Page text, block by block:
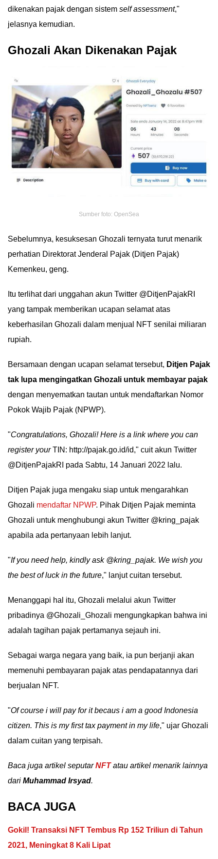
dikenakan pajak dengan sistem self assessment,"
jelasnya kemudian.
Ghozali Akan Dikenakan Pajak
Sumber foto: OpenSea
Sebelumnya, kesuksesan Ghozali ternyata turut menarik
perhatian Direktorat Jenderal Pajak (Ditjen Pajak)
Kemenkeu, geng.
Itu terlihat dari unggahan akun Twitter @DitjenPajakRI
yang tampak memberikan ucapan selamat atas
keberhasilan Ghozali dalam menjual NFT senilai miliaran
rupiah.
Bersamaan dengan ucapan selamat tersebut, Ditjen Pajak
tak lupa mengingatkan Ghozali untuk membayar pajak
dengan menyematkan tautan untuk mendaftarkan Nomor
Pokok Wajib Pajak (NPWP).
"Congratulations, Ghozali! Here is a link where you can
register yourTIN: http://pajak.go.id/id," cuit akun Twitter
@DitjenPajakRI pada Sabtu, 14 Januari 2022 lalu.
Ditjen Pajak juga mengaku siap untuk mengarahkan
Ghozali mendaftar NPWP. Pihak Ditjen Pajak meminta
Ghozali untuk menghubungi akun Twitter @kring_pajak
apabila ada pertanyaan lebih lanjut.
"If you need help, kindly ask @kring_pajak. We wish you
the best of luck in the future," lanjut cuitan tersebut.
Menanggapi hal itu, Ghozali melalui akun Twitter
pribadinya @Ghozali_Ghozali mengungkapkan bahwa ini
adalah tagihan pajak pertamanya sejauh ini.
Sebagai warga negara yang baik, ia pun berjanji akan
memenuhi pembayaran pajak atas pendapatannya dari
berjualan NFT.
"Of course i will pay for it becaus i am a good Indonesia
citizen. This is my first tax payment in my life," ujar Ghozali
dalam cuitan yang terpisah.
Baca juga artikel seputarNFTatau artikel menarik lainnya
dari Muhammad Irsyad.
BACA JUGA
Gokil! Transaksi NFT Tembus Rp 152 Triliun di Tahun
2021, Meningkat 8 Kali Lipat